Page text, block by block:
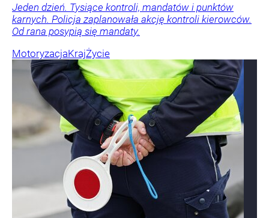
Jeden dzień. Tysiące kontroli, mandatów i punktów
karnych. Policja zaplanowała akcję kontroli kierowców.
Od rana posypią się mandaty.
MotoryzacjaKrajŻycie